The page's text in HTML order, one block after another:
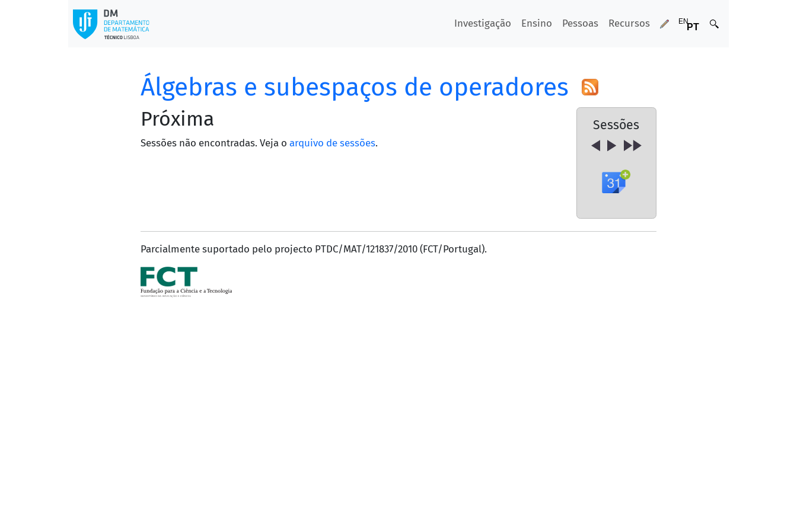
Investigação Ensino Pessoas Recursos
Álgebras e subespaços de operadores
Sessões
Próxima
Sessões não encontradas. Veja o arquivo de sessões.
Parcialmente suportado pelo projecto PTDC/MAT/121837/2010 (FCT/Portugal).